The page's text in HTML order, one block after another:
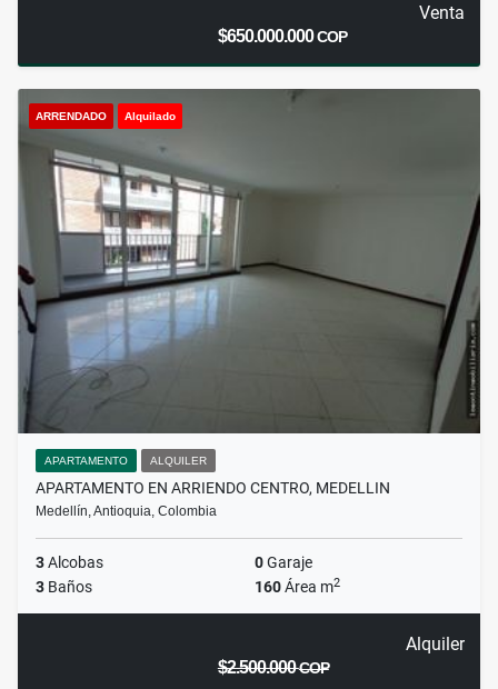
Venta
$650.000.000COP
ARRENDADO Alquilado
APARTAMENTO ALQUILER
APARTAMENTO EN ARRIENDO CENTRO, MEDELLIN
Medellín, Antioquia, Colombia
3Alcobas 0Garaje
3 Baños 160Área m2
Alquiler
$2.500.000COP